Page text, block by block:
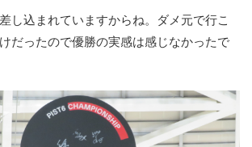
し込まれていますからね。ダメ元で行こ
だったので優勝の実感は感じなかったで